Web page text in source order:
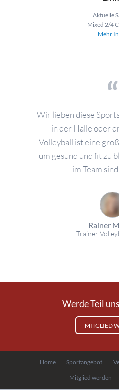
Aktuelle
Mixed 2/4
Mehr
Wir lieben diese
in der Halle oder
Volleyball ist eine
um gesund und fit zu
im Team
Rainer
Trainer
Werde Teil
MITGLIED
Navigation
Home Sportangebot
Mitglied werden